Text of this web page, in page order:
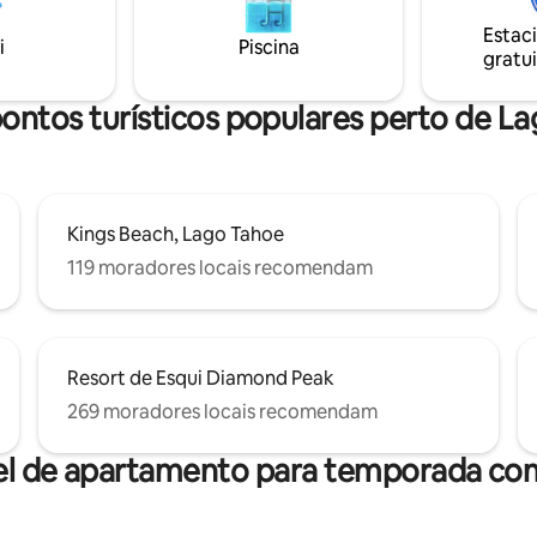
localizados em
Bay: a 5 minutos de carro da
Tahoe e a 2 minutos da bela
privativo para 1 carro.
aconchegante com lareira para
frescas em Tahoe 🎿 17,7 km de Palisades
Tahoe, Alpine Meadows e
inesquecível de verão em
Piscina
turísticos populares perto de
Kings Beach, Lago Tahoe
119 moradores locais recomendam
Resort de Esqui Diamond Peak
269 moradores locais recomendam
de apartamento para temporada